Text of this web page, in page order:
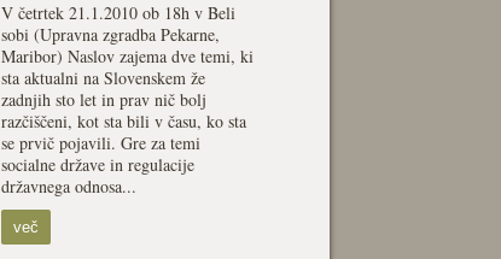
V četrtek 21.1.2010 ob 18h v Beli
sobi (Upravna zgradba Pekarne,
Maribor) Naslov zajema dve temi, ki
sta aktualni na Slovenskem že
zadnjih sto let in prav nič bolj
razčiščeni, kot sta bili v času, ko sta
se prvič pojavili. Gre za temi
socialne države in regulacije
državnega odnosa...
več